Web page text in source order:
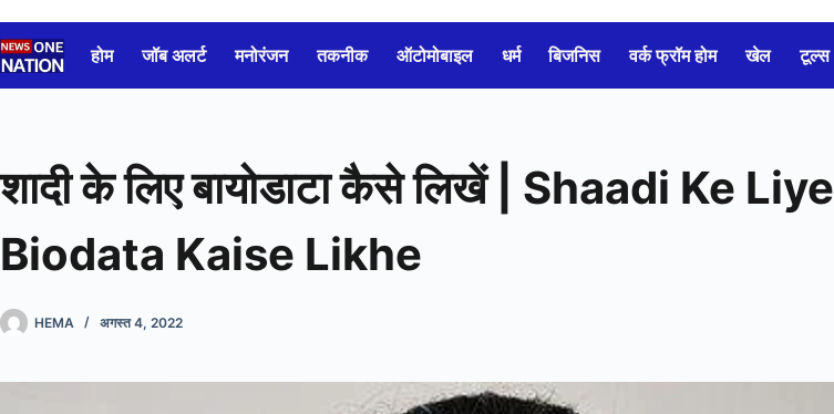
to
content
होम जॉब अलर्ट मनोरंजन तकनीक ऑटोमोबाइल धर्म बिजनिस वर्क फ्रॉम होम खेल टूल्स
शादी के लिए बायोडाटा कैसे लिखें | Shaadi Ke Liye
Biodata Kaise Likhe
HEMA अगस्त 4, 2022